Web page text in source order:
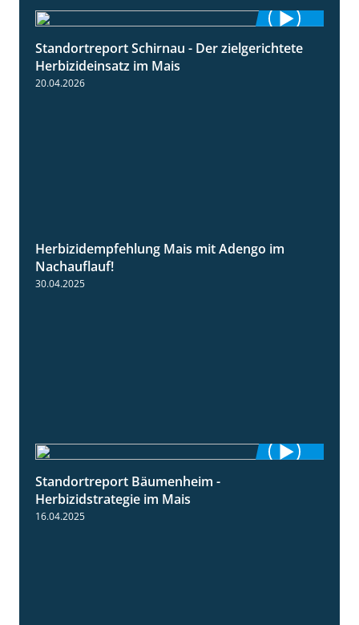
9:27
Standortreport Schirnau - Der zielgerichtete
Herbizideinsatz im Mais
20.04.2026
1:27
Herbizidempfehlung Mais mit Adengo im
Nachauflauf!
30.04.2025
Standortreport Bäumenheim -
Herbizidstrategie im Mais
16.04.2025